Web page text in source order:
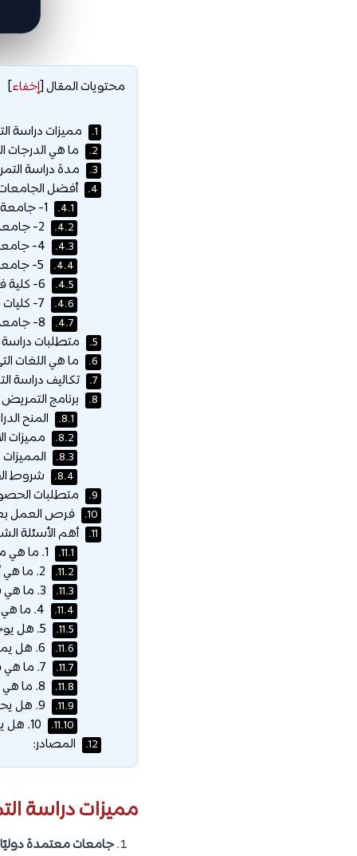
محتويات المقال[إخفاء]
1. مميزات دراسة
2. ما هي الدرجات
3. مدة دراسة
4. أفضل
4.1.
4.2.
4.3.
4.4.
4.5.
4.6.
4.7.
5. متطلبات دراسة
6. ما هي اللغات
7. تكاليف دراسة
8. برنامج
8.1. المنح
8.2. مميزات
8.3.
8.4. شروط
9. متطلبات
10. فرص العمل
11. أهم الأسئلة
11.1.
11.2.
11.3.
11.4.
11.5.
11.6.
11.7.
11.8.
11.9.
11.10.
12. المصادر:
مميزات دراسة
جامعات معتمدة دوليًا